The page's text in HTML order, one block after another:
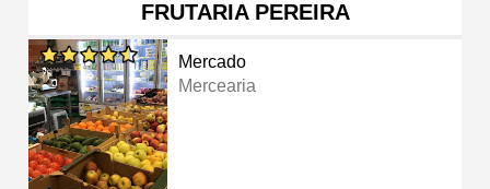
FRUTARIA PEREIRA
Mercado
Mercearia